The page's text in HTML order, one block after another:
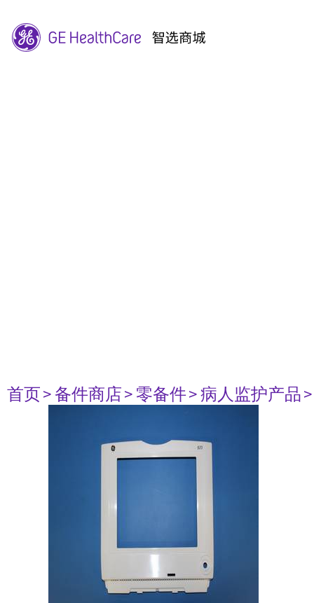
首页> 备件商店> 零备件> 病人监护产品